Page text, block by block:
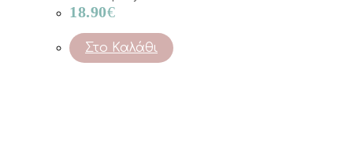
18.90€
Στο Καλάθι